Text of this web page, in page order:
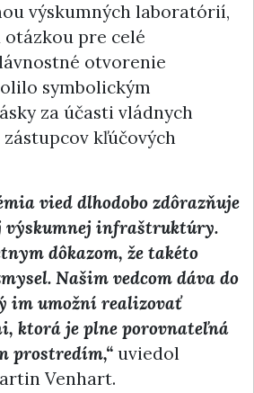
výskumných laboratórií,
pre celé
otvorenie
symbolickým
za účasti vládnych
kľúčových
vied dlhodobo zdôrazňuje
výskumnej infraštruktúry.
dôkazom, že takéto
Našim vedcom dáva do
im umožní realizovať
ktorá je plne porovnateľná
prostredím,“ uviedol
Venhart.